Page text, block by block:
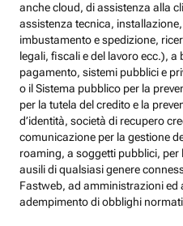
anche cloud, di assistenza alla
assistenza tecnica,
imbustamento e spedizione,
legali, fiscali e del lavoro ecc.),
pagamento, sistemi pubblici e
o il Sistema pubblico per la
per la tutela del credito e la
d’identità, società di recupero
comunicazione per la gestione
roaming, a soggetti pubblici,
ausili di qualsiasi genere
Fastweb, ad amministrazioni ed
adempimento di obblighi